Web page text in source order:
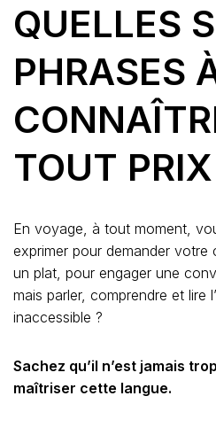
QUELLES
PHRASES
TOUT
En voyage, à tout moment,
exprimer pour demander votre
un plat, pour engager une
mais parler, comprendre et lire
inaccessible ?
Sachez qu’il n’est jamais
maîtriser cette langue.